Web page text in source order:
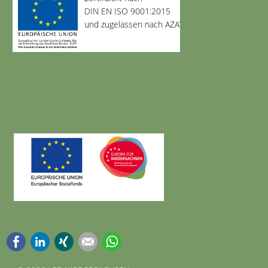
DIN EN ISO 9001:2015
und zugelassen nach AZAV
FacebookLinkedInXing E-mail